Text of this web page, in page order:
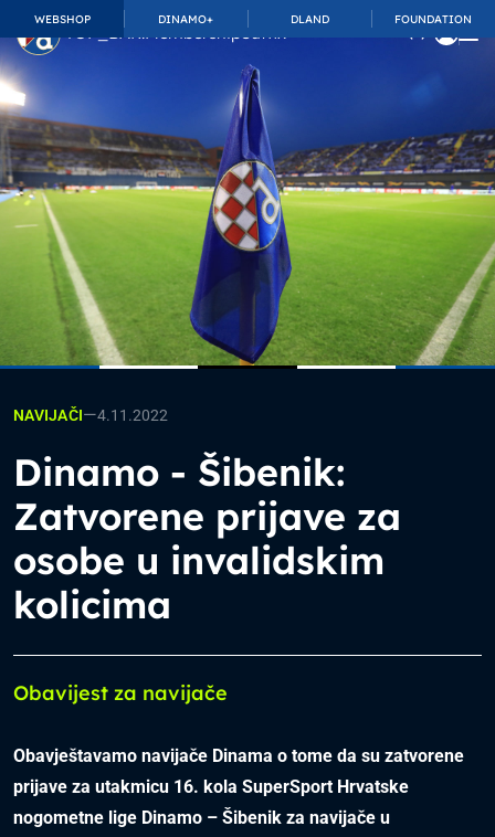
WEBSHOP DINAMO+ DLAND FOUNDATION
TOP_BAR.MembershipSuffix
NAVIJAČI—4.11.2022
Dinamo - Šibenik:
Zatvorene prijave za
osobe u invalidskim
kolicima
Obavijest za navijače
Obavještavamo navijače Dinama o tome da su zatvorene
prijave za utakmicu 16. kola SuperSport Hrvatske
nogometne lige Dinamo – Šibenik za navijače u